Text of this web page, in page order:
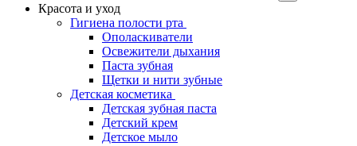
Красота и уход
Гигиена полости рта
Ополаскиватели
Освежители дыхания
Паста зубная
Щетки и нити зубные
Детская косметика
Детская зубная паста
Детский крем
Детское мыло